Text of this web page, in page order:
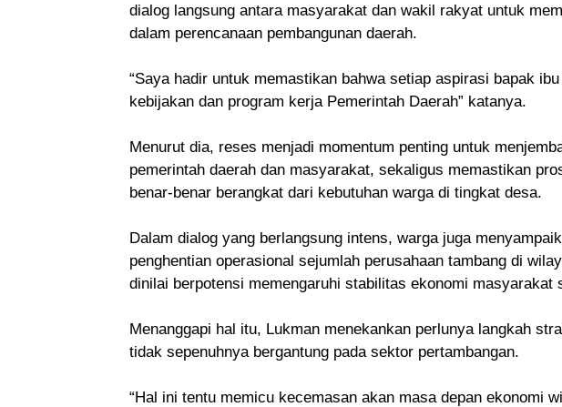
dialog langsung antara masyarakat dan wakil rakyat untuk
dalam perencanaan pembangunan daerah.
“Saya hadir untuk memastikan bahwa setiap aspirasi bapak
kebijakan dan program kerja Pemerintah Daerah” katanya.
Menurut dia, reses menjadi momentum penting untuk
pemerintah daerah dan masyarakat, sekaligus memastikan
benar-benar berangkat dari kebutuhan warga di tingkat desa.
Dalam dialog yang berlangsung intens, warga juga
penghentian operasional sejumlah perusahaan tambang di
dinilai berpotensi memengaruhi stabilitas ekonomi masyarakat
Menanggapi hal itu, Lukman menekankan perlunya langkah
tidak sepenuhnya bergantung pada sektor pertambangan.
“Hal ini tentu memicu kecemasan akan masa depan ekonomi